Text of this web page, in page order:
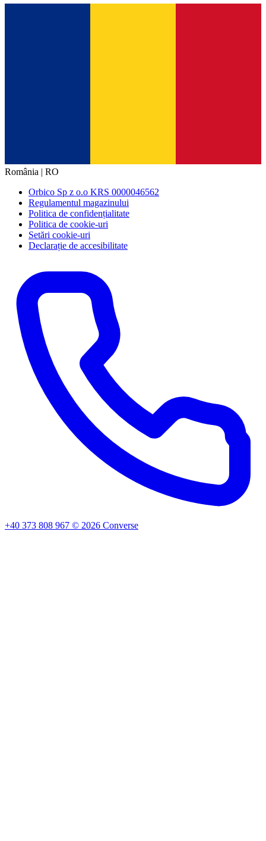
România | RO
Orbico Sp z o.o KRS 0000046562
Regulamentul magazinului
Politica de confidențialitate
Politica de cookie-uri
Setări cookie-uri
Declarație de accesibilitate
+40 373 808 967 © 2026 Converse